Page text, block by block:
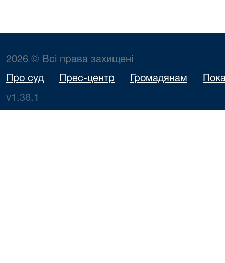
2026 © Всі права захищені
Про суд Прес-центр Громадянам
v1.38.1